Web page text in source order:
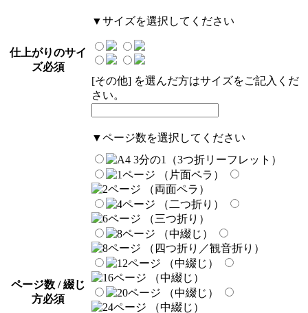
仕上がりのサイ
ズ必須
▼サイズを選択してください
[その他] を選んだ方はサイズをご記入くだ
さい。
ページ数 / 綴じ
方必須
▼ページ数を選択してください